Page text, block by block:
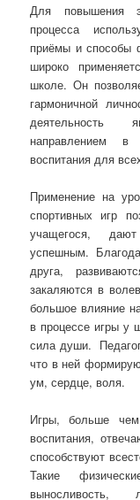
Для повышения
процесса
приёмы и способы
широко
школе. Он
гармоничной
деятельность
направлением в
воспитания для
Применение на
спортивных игр
учащегося,
успешным.
друга,
закаляются в
большое влияние
в процессе игры у
сила души.
что в ней
ум, сердце, воля.
Игры, больше чем
воспитания,
способствуют
Такие
выносливость,